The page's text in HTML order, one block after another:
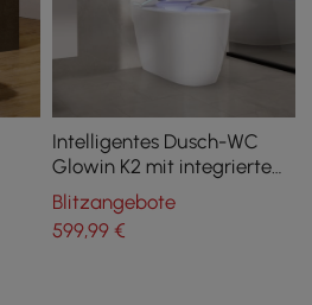
Intelligentes Dusch-WC
Glowin K2 mit integriertem
Wassertank
Blitzangebote
599,99€